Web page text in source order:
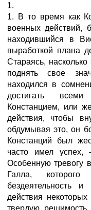
1.
1. В то время как
военных действий,
находившийся в
выработкой плана
Стараясь,
поднять свое
находился в
достигать
Констанцием, или
действия, чтобы
обдумывая это, он
Констанций был
часто имел
Особенную тревогу
Галла, которого
бездеятельность
действия
твердую решимость